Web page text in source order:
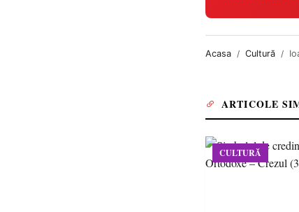
Acasa Cultură
ARTICOLE
CULTURĂ